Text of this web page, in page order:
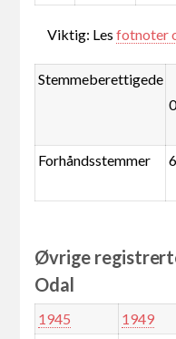
Viktig: Lesfotnoter
Stemmeberettigede
Forhåndsstemmer
Øvrige
Odal
1945 1949